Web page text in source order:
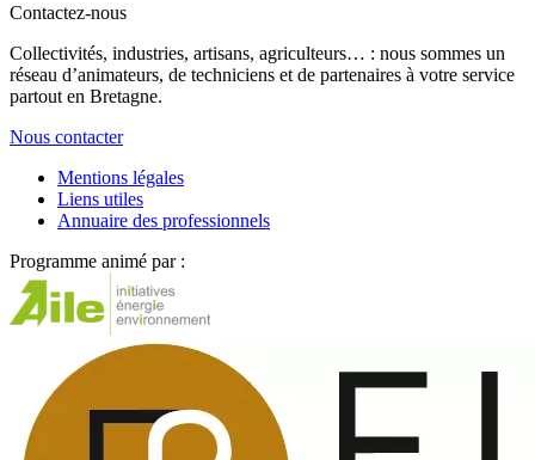
Contactez-nous
Collectivités, industries, artisans, agriculteurs… : nous sommes un
réseau d’animateurs, de techniciens et de partenaires à votre service
partout en Bretagne.
Nous contacter
Mentions légales
Liens utiles
Annuaire des professionnels
Programme animé par :